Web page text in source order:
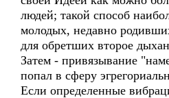
людей; такой способ
молодых, недавно
для обретших второе
Затем - привязывание
попал в сферу
Если определенные